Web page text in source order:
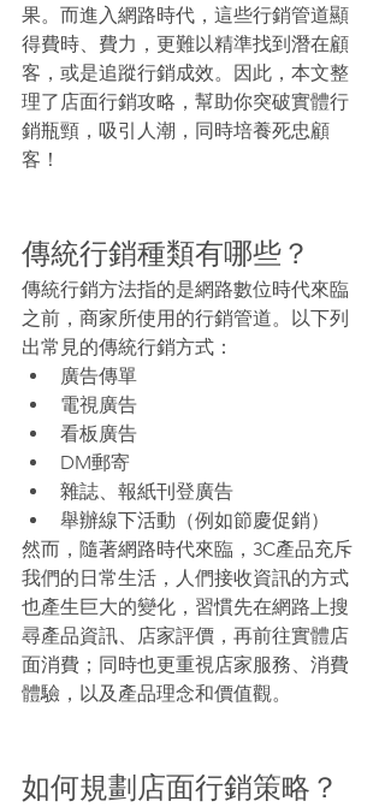
果。而進入網路時代，這些行銷管道顯
得費時、費力，更難以精準找到潛在顧
客，或是追蹤行銷成效。因此，本文整
理了店面行銷攻略，幫助你突破實體行
銷瓶頸，吸引人潮，同時培養死忠顧
客！
傳統行銷種類有哪些？
傳統行銷方法指的是網路數位時代來臨
之前，商家所使用的行銷管道。以下列
出常見的傳統行銷方式：
廣告傳單
電視廣告
看板廣告
DM郵寄
雜誌、報紙刊登廣告
舉辦線下活動（例如節慶促銷）
然而，隨著網路時代來臨，3C產品充斥
我們的日常生活，人們接收資訊的方式
也產生巨大的變化，習慣先在網路上搜
尋產品資訊、店家評價，再前往實體店
面消費；同時也更重視店家服務、消費
體驗，以及產品理念和價值觀。
如何規劃店面行銷策略？